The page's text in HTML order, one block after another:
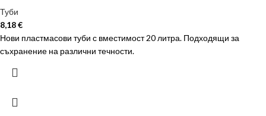
Туби
8,18€
Нови пластмасови туби с вместимост 20 литра. Подходящи за
съхранение на различни течности.